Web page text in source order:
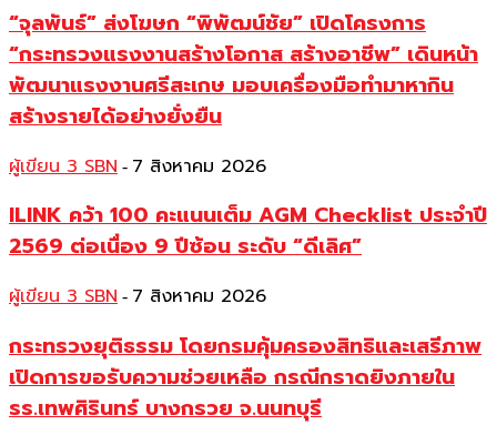
“จุลพันธ์” ส่งโฆษก “พิพัฒน์ชัย” เปิดโครงการ
“กระทรวงแรงงานสร้างโอกาส สร้างอาชีพ” เดินหน้า
พัฒนาแรงงานศรีสะเกษ มอบเครื่องมือทำมาหากิน
สร้างรายได้อย่างยั่งยืน
ผู้เขียน 3 SBN - 7 สิงหาคม 2026
ILINK คว้า 100 คะแนนเต็ม AGM Checklist ประจำปี
2569 ต่อเนื่อง 9 ปีซ้อน ระดับ “ดีเลิศ”
ผู้เขียน 3 SBN - 7 สิงหาคม 2026
กระทรวงยุติธรรม โดยกรมคุ้มครองสิทธิและเสรีภาพ
เปิดการขอรับความช่วยเหลือ กรณีกราดยิงภายใน
รร.เทพศิรินทร์ บางกรวย จ.นนทบุรี